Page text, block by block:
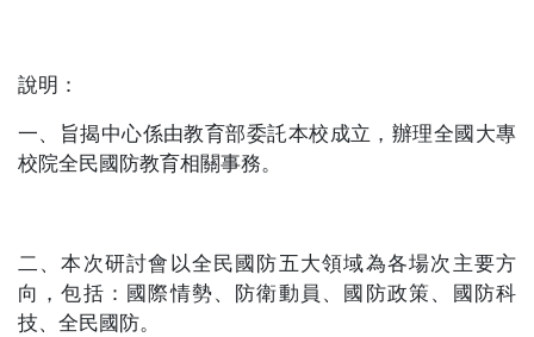
說明：
一、旨揭中心係由教育部委託本校成立，辦理全國大專
校院全民國防教育相關事務。
二、本次研討會以全民國防五大領域為各場次主要方
向，包括：國際情勢、防衛動員、國防政策、國防科
技、全民國防。